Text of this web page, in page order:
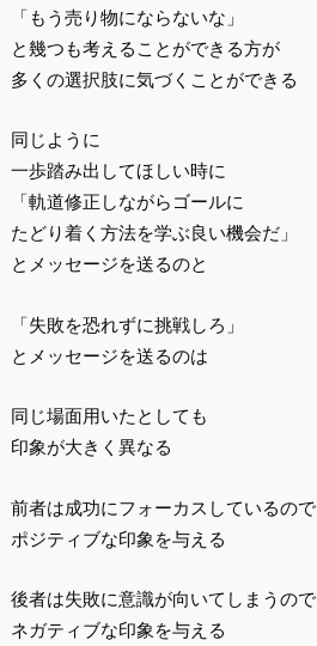
「もう売り物にならないな」
と幾つも考えることができる方が
多くの選択肢に気づくことができる
同じように
一歩踏み出してほしい時に
「軌道修正しながらゴールに
たどり着く方法を学ぶ良い機会だ」
とメッセージを送るのと
「失敗を恐れずに挑戦しろ」
とメッセージを送るのは
同じ場面用いたとしても
印象が大きく異なる
前者は成功にフォーカスしているので
ポジティブな印象を与える
後者は失敗に意識が向いてしまうので
ネガティブな印象を与える